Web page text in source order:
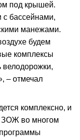
под крышей.
бассейнами,
манежами.
будем
комплексы
велодорожки,
– отмечал
комплексно, и
ЗОЖ во многом